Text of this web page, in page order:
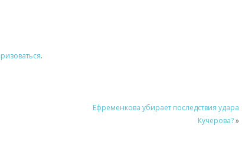
.
Ефременкова убирает последствия удара
Кучерова?»